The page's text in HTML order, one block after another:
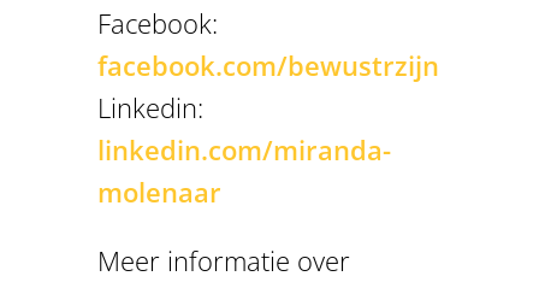
Facebook:
facebook.com/bewustrzijn
Linkedin:
linkedin.com/miranda-
molenaar
Meer informatie over